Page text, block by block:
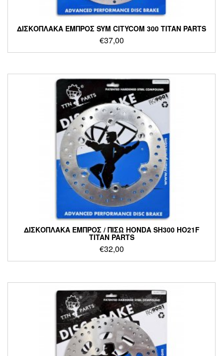
ΔΙΣΚΟΠΛΑΚΑ ΕΜΠΡΟΣ SYM CITYCOM 300 TITAN PARTS
€37,00
ΔΙΣΚΟΠΛΑΚΑ ΕΜΠΡΟΣ / ΠΙΣΩ HONDA SH300 HO21F
TITAN PARTS
€32,00